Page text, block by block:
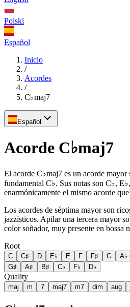
Polski
Español
Inicio
/
Acordes
/
C♭maj7
Español
Acorde C♭maj7
El acorde C♭maj7 es un acorde mayor
fundamental C♭. Sus notas son C♭,
enarmónicamente el mismo acorde
Los acordes de séptima mayor son
jazzísticos. Apilar una tercera mayor
color soñador, muy presente en
Root
C C♯ D E♭ E F F♯ G A♭
G♯
A♯ B♯ C♭ F♭ D♭
Quality
maj m 7 maj7 m7 dim aug